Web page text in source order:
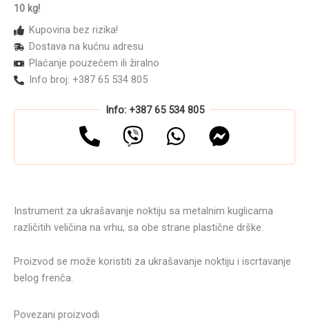
Nail
DHZ1
Pink
količina
10 kg!
Kupovina bez rizika!
Dostava na kućnu adresu
Plaćanje pouzećem ili žiralno
Info broj: +387 65 534 805
Info: +387 65 534 805
Instrument za ukrašavanje noktiju sa metalnim kuglicama
različitih veličina na vrhu, sa obe strane plastične drške.
Proizvod se može koristiti za ukrašavanje noktiju i iscrtavanje
belog frenča.
Povezani proizvodi